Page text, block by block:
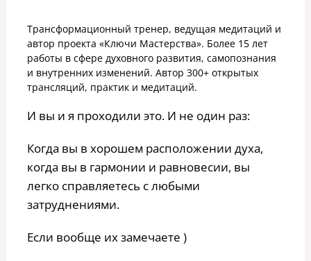
Трансформационный тренер, ведущая медитаций и
автор проекта «Ключи Мастерства». Более 15 лет
работы в сфере духовного развития, самопознания
и внутренних изменений. Автор 300+ открытых
трансляций, практик и медитаций.
И вы и я проходили это. И не один раз:
Когда вы в хорошем расположении духа,
когда вы в гармонии и равновесии, вы
легко справляетесь с любыми
затруднениями.
Если вообще их замечаете )